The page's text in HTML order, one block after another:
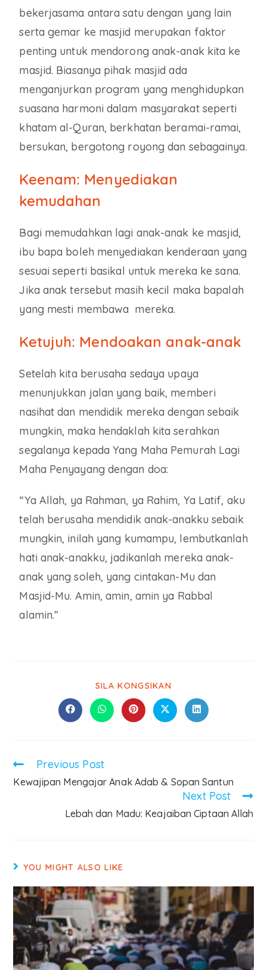
bekerjasama antara satu dengan yang lain
serta gemar ke masjid merupakan faktor
penting untuk mendorong anak-anak kita ke
masjid. Biasanya pihak masjid ada
menganjurkan program yang menghidupkan
suasana harmoni dalam masyarakat seperti
khatam al-Quran, berkhatan beramai-ramai,
bersukan, bergotong royong dan sebagainya.
Keenam: Menyediakan
kemudahan
Bagi memudahkan lagi anak-anak ke masjid,
ibu bapa boleh menyediakan kenderaan yang
sesuai seperti basikal untuk mereka ke sana.
Jika anak tersebut masih kecil maka bapalah
yang mesti membawa mereka.
Ketujuh: Mendoakan anak-anak
Setelah kita berusaha sedaya upaya
menunjukkan jalan yang baik, memberi
nasihat dan mendidik mereka dengan sebaik
mungkin, maka hendaklah kita serahkan
segalanya kepada Yang Maha Pemurah Lagi
Maha Penyayang dengan doa:
“Ya Allah, ya Rahman, ya Rahim, Ya Latif, aku
telah berusaha mendidik anak-anakku sebaik
mungkin, inilah yang kumampu, lembutkanlah
hati anak-anakku, jadikanlah mereka anak-
anak yang soleh, yang cintakan-Mu dan
Masjid-Mu. Amin, amin, amin ya Rabbal
alamin.”
SILA KONGSIKAN
Previous Post
Kewajipan Mengajar Anak Adab & Sopan Santun
Next Post
Lebah dan Madu: Keajaiban Ciptaan Allah
YOU MIGHT ALSO LIKE